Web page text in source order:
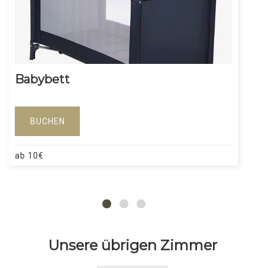
Babybett
BUCHEN
ab 10€
Unsere übrigen Zimmer